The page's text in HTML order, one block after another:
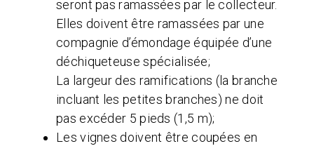
seront pas ramassées par le collecteur.
Elles doivent être ramassées par une
compagnie d’émondage équipée d’une
déchiqueteuse spécialisée;
La largeur des ramifications (la branche
incluant les petites branches) ne doit
pas excéder 5 pieds (1,5 m);
Les vignes doivent être coupées en